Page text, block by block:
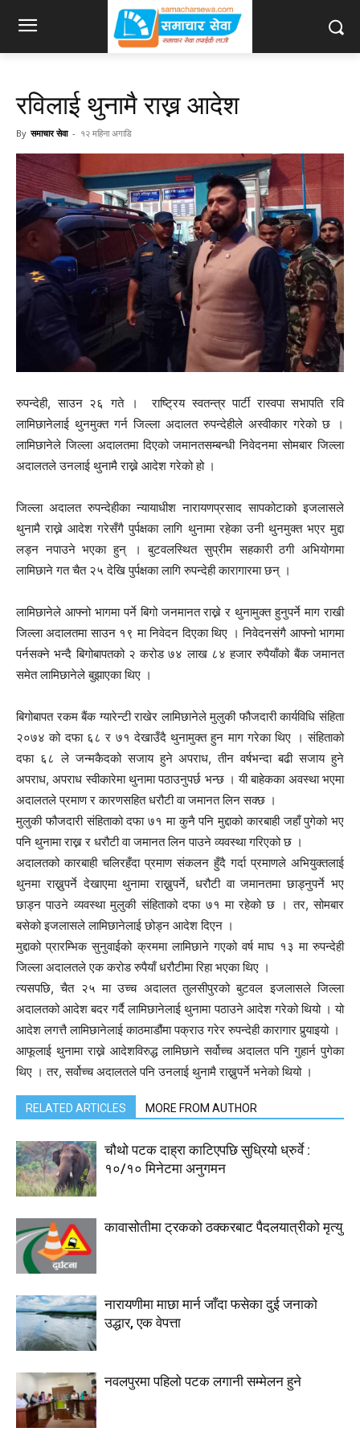
रविलाई थुनामै राख्न आदेश
By समाचार सेवा - १२ महिना अगाडि
रुपन्देही, साउन २६ गते । राष्ट्रिय स्वतन्त्र पार्टी रास्वपा सभापति रवि
लामिछानेलाई थुनमुक्त गर्न जिल्ला अदालत रुपन्देहीले अस्वीकार गरेको छ ।
लामिछानेले जिल्ला अदालतमा दिएको जमानतसम्बन्धी निवेदनमा सोमबार जिल्ला
अदालतले उनलाई थुनामै राख्ने आदेश गरेको हो ।
जिल्ला अदालत रुपन्देहीका न्यायाधीश नारायणप्रसाद सापकोटाको इजलासले
थुनामै राख्ने आदेश गरेसँगै पुर्पक्षका लागि थुनामा रहेका उनी थुनमुक्त भएर मुद्दा
लड्न नपाउने भएका हुन् । बुटवलस्थित सुप्रीम सहकारी ठगी अभियोगमा
लामिछाने गत चैत २५ देखि पुर्पक्षका लागि रुपन्देही कारागारमा छन् ।
लामिछानेले आफ्नो भागमा पर्ने बिगो जनमानत राख्ने र थुनामुक्त हुनुपर्ने माग राखी
जिल्ला अदालतमा साउन १९ मा निवेदन दिएका थिए । निवेदनसंगै आफ्नो भागमा
पर्नसक्ने भन्दै बिगोबापतको २ करोड ७४ लाख ८४ हजार रुपैयाँको बैंक जमानत
समेत लामिछानेले बुझाएका थिए ।
बिगोबापत रकम बैंक ग्यारेन्टी राखेर लामिछानेले मुलुकी फौजदारी कार्यविधि संहिता
२०७४ को दफा ६८ र ७१ देखाउँदै थुनामुक्त हुन माग गरेका थिए । संहिताको
दफा ६८ ले जन्मकैदको सजाय हुने अपराध, तीन वर्षभन्दा बढी सजाय हुने
अपराध, अपराध स्वीकारेमा थुनामा पठाउनुपर्छ भन्छ । यी बाहेकका अवस्था भएमा
अदालतले प्रमाण र कारणसहित धरौटी वा जमानत लिन सक्छ ।
मुलुकी फौजदारी संहिताको दफा ७१ मा कुनै पनि मुद्दाको कारबाही जहाँ पुगेको भए
पनि थुनामा राख्न र धरौटी वा जमानत लिन पाउने व्यवस्था गरिएको छ ।
अदालतको कारबाही चलिरहँदा प्रमाण संकलन हुँदै गर्दा प्रमाणले अभियुक्तलाई
थुनमा राख्नुपर्ने देखाएमा थुनामा राख्नुपर्ने, धरौटी वा जमानतमा छाड्नुपर्ने भए
छाड्न पाउने व्यवस्था मुलुकी संहिताको दफा ७१ मा रहेको छ । तर, सोमबार
बसेको इजलासले लामिछानेलाई छोड्न आदेश दिएन ।
मुद्दाको प्रारम्भिक सुनुवाईको क्रममा लामिछाने गएको वर्ष माघ १३ मा रुपन्देही
जिल्ला अदालतले एक करोड रुपैयाँ धरौटीमा रिहा भएका थिए ।
त्यसपछि, चैत २५ मा उच्च अदालत तुलसीपुरको बुटवल इजलासले जिल्ला
अदालतको आदेश बदर गर्दै लामिछानेलाई थुनामा पठाउने आदेश गरेको थियो । यो
आदेश लगत्तै लामिछानेलाई काठमाडौंमा पक्राउ गरेर रुपन्देही कारागार पुर्‍याइयो ।
आफूलाई थुनामा राख्ने आदेशविरुद्ध लामिछाने सर्वोच्च अदालत पनि गुहार्न पुगेका
थिए । तर, सर्वोच्च अदालतले पनि उनलाई थुनामै राख्नुपर्ने भनेको थियो ।
RELATED ARTICLES MORE FROM AUTHOR
चौथो पटक दाह्रा काटिएपछि सुध्रियो ध्रुर्वे :
१०/१० मिनेटमा अनुगमन
कावासोतीमा ट्रकको ठक्करबाट पैदलयात्रीको मृत्यु
नारायणीमा माछा मार्न जाँदा फसेका दुई जनाको
उद्धार, एक वेपत्ता
नवलपुरमा पहिलो पटक लगानी सम्मेलन हुने